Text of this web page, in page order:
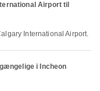
Airport til
International Airport.
i Incheon